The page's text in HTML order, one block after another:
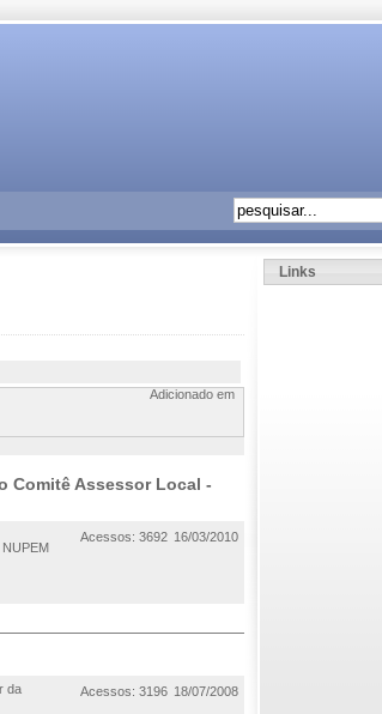
Adicionado em
Comitê Assessor Local -
16/03/2010
Acessos: 3692
18/07/2008
Acessos: 3196
da
Links